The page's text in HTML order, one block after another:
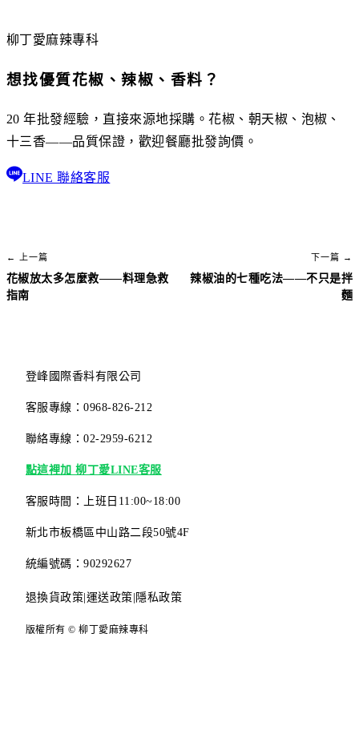
柳丁愛麻辣專科
想找優質花椒、辣椒、香料？
20 年批發經驗，直接來源地採購。花椒、朝天椒、泡椒、
十三香——品質保證，歡迎餐廳批發詢價。
LINE 聯絡客服
← 上一篇
花椒放太多怎麼救——料理急救
指南
下一篇 →
辣椒油的七種吃法——不只是拌
麵
登峰國際香料有限公司
客服專線：0968-826-212
聯絡專線：02-2959-6212
點這裡加 柳丁愛LINE客服
客服時間：上班日11:00~18:00
新北市板橋區中山路二段50號4F
統編號碼：90292627
退換貨政策|運送政策| 隱私政策
版權所有 © 柳丁愛麻辣專科